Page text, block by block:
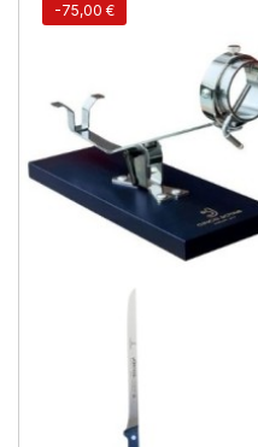
-75,00 €